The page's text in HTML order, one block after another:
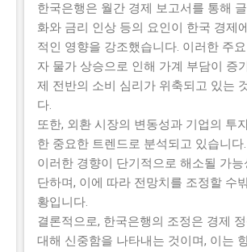
한국은행은 월간 경제 보고서를 통해
화와 금리 인상 등의 요인이 한국 경제
적인 영향을 강조했습니다. 이러한 주
자 물가 상승으로 인해 가계 부담이 증
제 전반의 소비 심리가 위축되고 있는
다.
또한, 외환 시장의 변동성과 기업의 투
한 중요한 트렌드로 분석되고 있습니다
이러한 경향이 단기적으로 해소될 가
단하며, 이에 따라 전망치를 조정할 수
황입니다.
결론적으로, 한국은행의 조정은 경제
대해 신중함을 나타내는 것이며, 이는